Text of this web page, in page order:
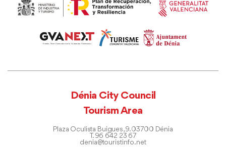
Dénia City Council
Tourism Area
Plaza Oculista Buigues, 9. 03700 Dénia
T. 96 642 23 67
denia@touristinfo.net